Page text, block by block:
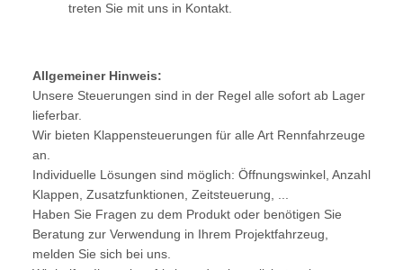
treten Sie mit uns in Kontakt.
Allgemeiner Hinweis:
Unsere Steuerungen sind in der Regel alle sofort ab Lager
lieferbar.
Wir bieten Klappensteuerungen für alle Art Rennfahrzeuge
an.
Individuelle Lösungen sind möglich: Öffnungswinkel, Anzahl
Klappen, Zusatzfunktionen, Zeitsteuerung, ...
Haben Sie Fragen zu dem Produkt oder benötigen Sie
Beratung zur Verwendung in Ihrem Projektfahrzeug,
melden Sie sich bei uns.